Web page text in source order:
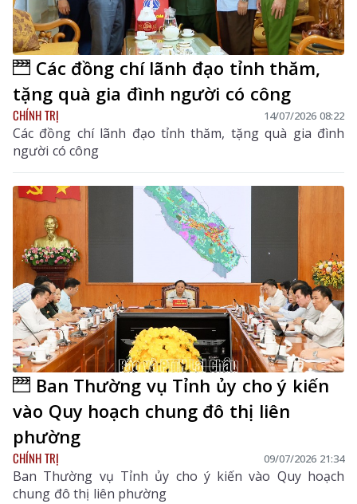
Các đồng chí lãnh đạo tỉnh thăm,
tặng quà gia đình người có công
CHÍNH TRỊ 14/07/2026 08:22
Các đồng chí lãnh đạo tỉnh thăm, tặng quà gia đình
người có công
Ban Thường vụ Tỉnh ủy cho ý kiến
vào Quy hoạch chung đô thị liên
phường
CHÍNH TRỊ 09/07/2026 21:34
Ban Thường vụ Tỉnh ủy cho ý kiến vào Quy hoạch
chung đô thị liên phường